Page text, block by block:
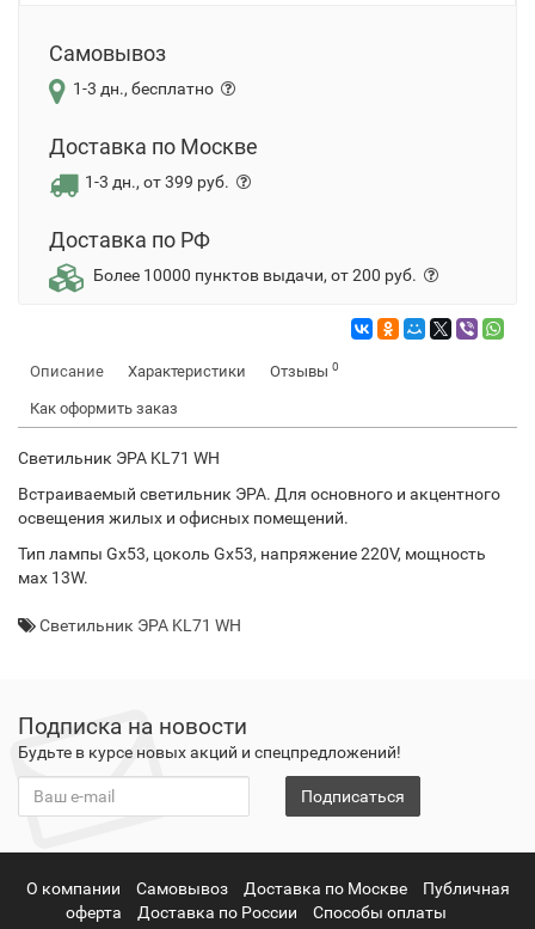
Самовывоз
1-3 дн., бесплатно
Доставка по Москве
1-3 дн., от 399 руб.
Доставка по РФ
Более 10000 пунктов выдачи, от 200 руб.
Описание Характеристики Отзывы 0
Как оформить заказ
Светильник ЭРА KL71 WH
Встраиваемый светильник ЭРА. Для основного и акцентного
освещения жилых и офисных помещений.
Тип лампы Gx53, цоколь Gx53, напряжение 220V, мощность
мах 13W.
Светильник ЭРА KL71 WH
Подписка на новости
Будьте в курсе новых акций и спецпредложений!
Подписаться
О компании Самовывоз Доставка по Москве
Публичная
оферта
Доставка по России Способы оплаты